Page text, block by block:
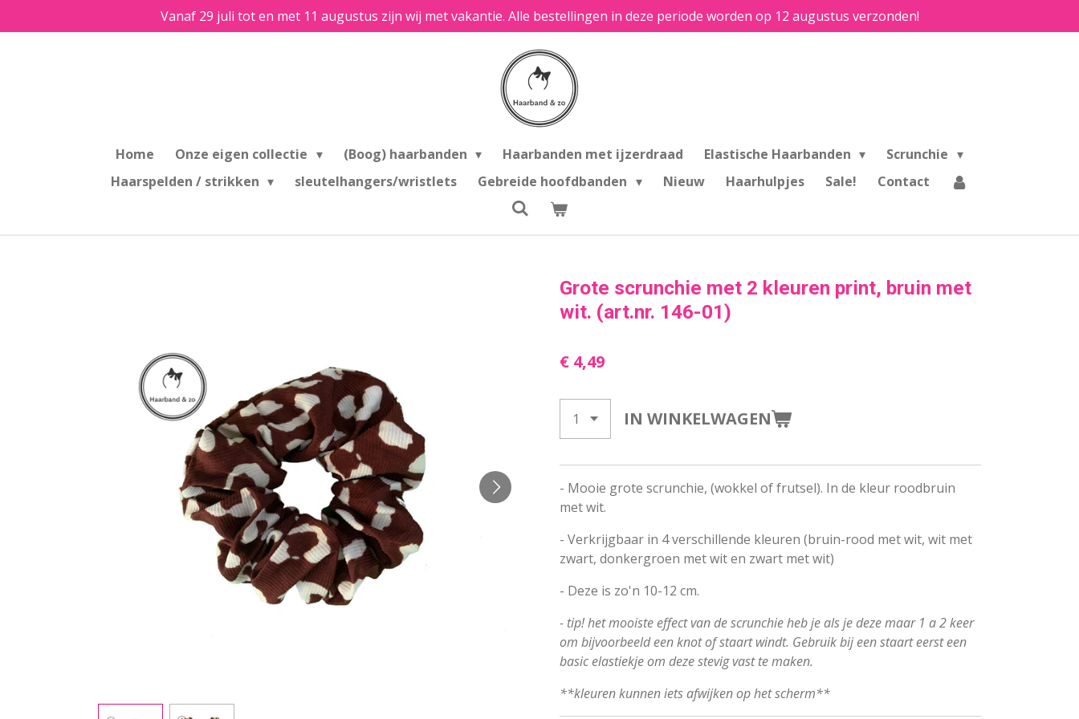
direct
Vanaf 29 juli tot en met 11 augustus zijn wij met vakantie. Alle bestellingen in deze periode worden op 12 augustus verzonden!
Home Onze eigen collectie (Boog) haarbanden Haarbanden met ijzerdraad Elastische Haarbanden
Scrunchie
Haarspelden / strikken
sleutelhangers/wristlets Gebreide hoofdbanden Nieuw Haarhulpjes Sale! Contact
Grote scrunchie met 2 kleuren print, bruin met
wit. (art.nr. 146-01)
€ 4,49
IN WINKELWAGEN
- Mooie grote scrunchie, (wokkel of frutsel). In de kleur roodbruin
met wit.
- Verkrijgbaar in 4 verschillende kleuren (bruin-rood met wit, wit met
zwart, donkergroen met wit en zwart met wit)
- Deze is zo'n 10-12 cm.
- tip! het mooiste effect van de scrunchie heb je als je deze maar 1 a 2 keer
om bijvoorbeeld een knot of staart windt. Gebruik bij een staart eerst een
basic elastiekje om deze stevig vast te maken.
**kleuren kunnen iets afwijken op het scherm**